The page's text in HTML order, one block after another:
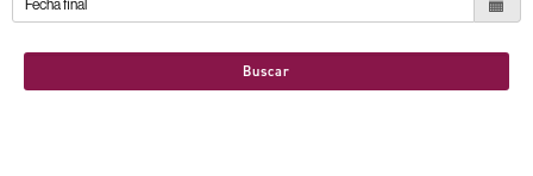
Buscar